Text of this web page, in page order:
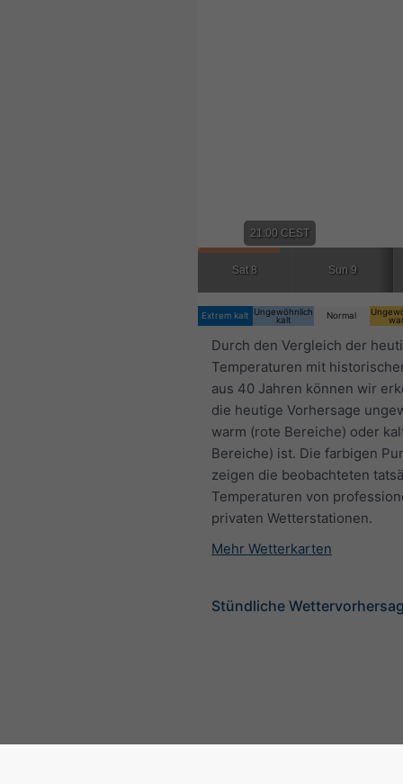
21:00 CEST
Sat 8 Sun 9
Extrem kalt
Ungewöhnlich
kalt
Normal
Durch den Vergleich der
Temperaturen mit
aus 40 Jahren können wir
die heutige Vorhersage
warm (rote Bereiche) oder
Bereiche) ist. Die farbigen
zeigen die beobachteten
Temperaturen von
privaten Wetterstationen.
Mehr Wetterkarten
Stündliche